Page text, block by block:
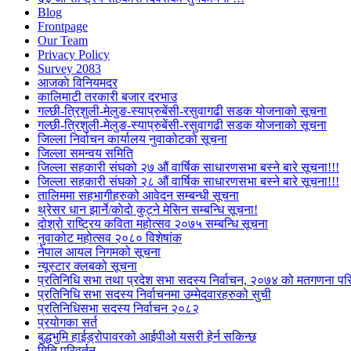
Blog
Frontpage
Our Team
Privacy Policy
Survey 2083
आजकाे विनियमदर
कालिमाटी तरकारी बजार दरभाउ
गल्छी-त्रिशुली-मेलुङ-स्याप्रुबेंसी-रसुवागढी सडक योजनाको सूचना
गल्छी-त्रिशुली-मेलुङ-स्याप्रुबेंसी-रसुवागढी सडक योजनाको सूचना
जिल्ला निर्वाचन कार्यालय नुवाकोटको सूचना
जिल्ला समन्वय समिति
जिल्ला सहकारी संघको २७ औं वार्षिक साधारणसभा बस्ने बारे सूचना!!!
जिल्ला सहकारी संघको २८ औं वार्षिक साधारणसभा बस्ने बारे सूचना!!!
तालिममा सहभागीहरुको आवेदन सम्बन्धी सूचना
थ्रेसर धान झार्ने/काेदाे कुट्ने मेसिन सम्बन्धि सूचना!
दोश्रो राष्ट्रिय कविता महोत्सव २०७५ सम्बन्धि सूचना
नुवाकोट महोत्सव २०८० विशेषांक
नेपाल आयल निगमको सूचना
न्यूस्टार क्लबको सूचना
प्रतिनिधि सभा तथा प्रदेश सभा सदस्य निर्वाचन, २०७४ को मतगणना
प्रतिनिधि सभा सदस्य निर्वाचनमा उम्मेदवारहरुको सुची
प्रतिनिधिसभा सदस्य निर्वाचन २०८२
प्रयोगका सर्त
बुद्धभुमि हाईड्रोपावरको आईपीओ यसरी हेर्न सकिन्छ